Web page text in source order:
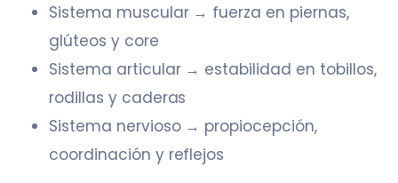
Sistema muscular → fuerza en piernas,
glúteos y core
Sistema articular → estabilidad en tobillos,
rodillas y caderas
Sistema nervioso → propiocepción,
coordinación y reflejos